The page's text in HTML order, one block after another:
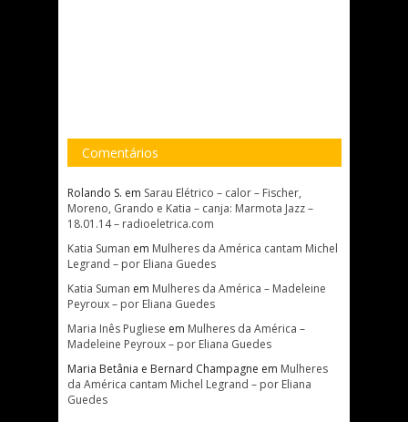
Comentários
Rolando S. em Sarau Elétrico – calor – Fischer,
Moreno, Grando e Katia – canja: Marmota Jazz –
18.01.14 – radioeletrica.com
Katia Suman em Mulheres da América cantam Michel
Legrand – por Eliana Guedes
Katia Suman em Mulheres da América – Madeleine
Peyroux – por Eliana Guedes
Maria Inês Pugliese em Mulheres da América –
Madeleine Peyroux – por Eliana Guedes
Maria Betânia e Bernard Champagne em Mulheres
da América cantam Michel Legrand – por Eliana
Guedes